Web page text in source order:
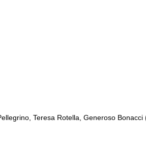
Teresa Rotella, Generoso Bonacci